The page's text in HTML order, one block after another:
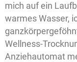
mich auf ein
warmes Wasser,
Wellness-
Anziehautomat